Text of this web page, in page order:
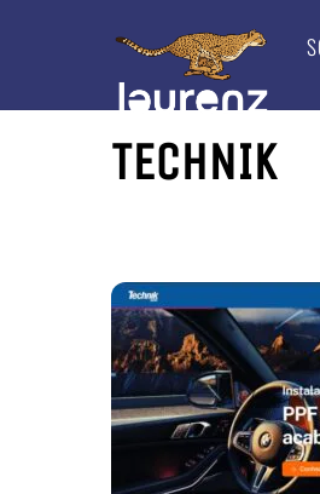
TECHNIK